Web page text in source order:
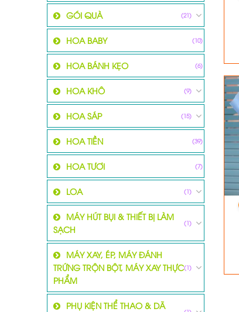
GÓI QUÀ (21)
HOA BABY (10)
HOA BÁNH KẸO (6)
HOA KHÔ (9)
HOA SÁP (15)
HOA TIỀN (39)
HOA TƯƠI (7)
LOA (1)
MÁY HÚT BỤI & THIẾT BỊ LÀM
SẠCH
(1)
MÁY XAY, ÉP, MÁY ĐÁNH
TRỨNG TRỘN BỘT, MÁY XAY THỰC
PHẨM
(1)
PHỤ KIỆN THỂ THAO & DÃ